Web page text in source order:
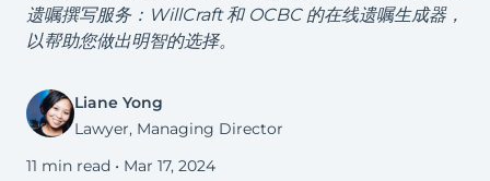
遗嘱撰写服务：WillCraft 和 OCBC 的在线遗嘱生成器，
以帮助您做出明智的选择。
Liane Yong
Lawyer, Managing Director
11 min read • Mar 17, 2024